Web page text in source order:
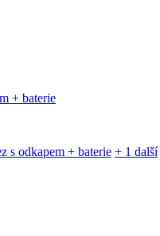
+ baterie
s odkapem + baterie + 1 další